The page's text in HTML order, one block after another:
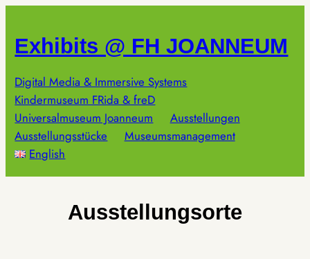
springen
Exhibits @ FH JOANNEUM
Digital Media & Immersive Systems
Kindermuseum FRida & freD
Universalmuseum Joanneum
Ausstellungen
Ausstellungsstücke
Museumsmanagement
English
Ausstellungsorte